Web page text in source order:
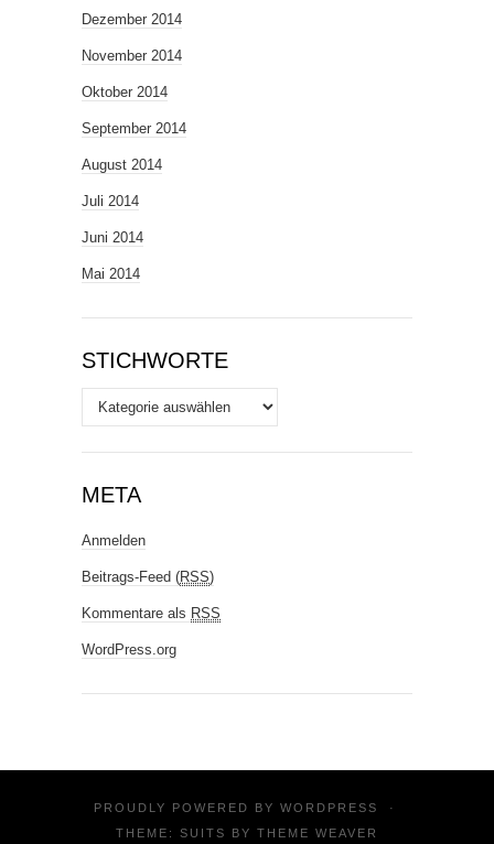
Dezember 2014
November 2014
Oktober 2014
September 2014
August 2014
Juli 2014
Juni 2014
Mai 2014
STICHWORTE
Stichworte
META
Anmelden
Beitrags-Feed (RSS)
Kommentare als RSS
WordPress.org
PROUDLY POWERED BY WORDPRESS
·
THEME: SUITS BY THEME WEAVER